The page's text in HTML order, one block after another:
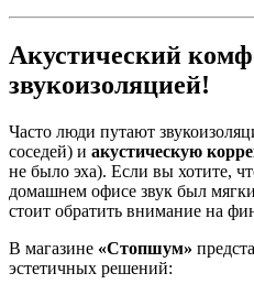
Акустический
звукоизоляцией!
Часто люди путают
соседей) и акустическую
не было эха). Если вы хотите,
домашнем офисе звук был
стоит обратить внимание на
В магазине «Стопшум»
эстетичных решений: